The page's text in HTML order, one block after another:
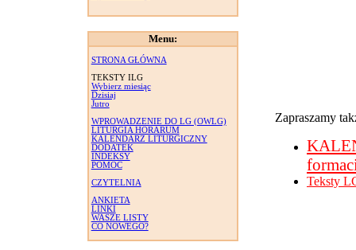
Menu:
STRONA GŁÓWNA
TEKSTY ILG
Wybierz miesiąc
Dzisiaj
Jutro
WPROWADZENIE DO LG (OWLG)
LITURGIA HORARUM
KALENDARZ LITURGICZNY
DODATEK
INDEKSY
POMOC
CZYTELNIA
ANKIETA
LINKI
WASZE LISTY
CO NOWEGO?
Zapraszamy
Teksty